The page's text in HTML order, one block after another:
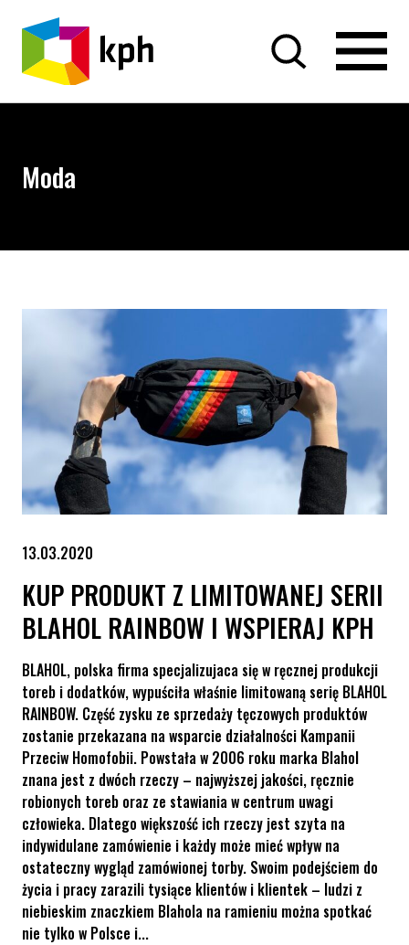
PRZEJDŹ DO TREŚCI
Moda
13.03.2020
KUP PRODUKT Z LIMITOWANEJ SERII
BLAHOL RAINBOW I WSPIERAJ KPH
BLAHOL, polska firma specjalizujaca się w ręcznej produkcji
toreb i dodatków, wypuściła właśnie limitowaną serię BLAHOL
RAINBOW. Część zysku ze sprzedaży tęczowych produktów
zostanie przekazana na wsparcie działalności Kampanii
Przeciw Homofobii. Powstała w 2006 roku marka Blahol
znana jest z dwóch rzeczy – najwyższej jakości, ręcznie
robionych toreb oraz ze stawiania w centrum uwagi
człowieka. Dlatego większość ich rzeczy jest szyta na
indywidulane zamówienie i każdy może mieć wpływ na
ostateczny wygląd zamówionej torby. Swoim podejściem do
życia i pracy zarazili tysiące klientów i klientek – ludzi z
niebieskim znaczkiem Blahola na ramieniu można spotkać
nie tylko w Polsce i...